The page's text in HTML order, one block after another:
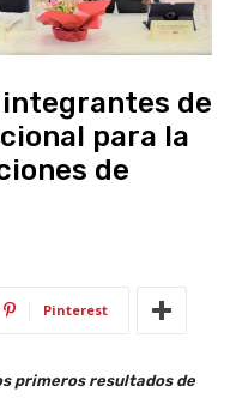
de
para la
de
Pinterest
primeros resultados de